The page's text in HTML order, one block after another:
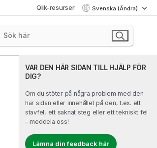
Qlik-resurser Svenska (Ändra)
VAR DEN HÄR SIDAN TILL HJÄLP FÖR
DIG?
Om du stöter på några problem med den
här sidan eller innehållet på den, t.ex. ett
stavfel, ett saknat steg eller ett tekniskt fel
– meddela oss!
Lämna din feedback här